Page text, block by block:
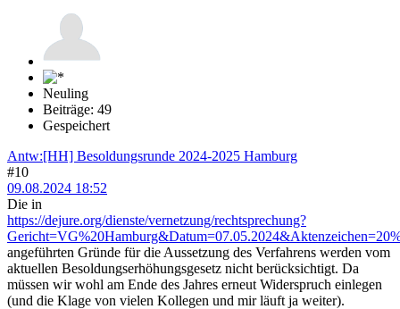
Neuling
Beiträge: 49
Gespeichert
Antw:[HH] Besoldungsrunde 2024-2025 Hamburg
#10
09.08.2024 18:52
Die in
https://dejure.org/dienste/vernetzung/rechtsprechung?
angeführten Gründe für die Aussetzung des Verfahrens werden vom
aktuellen Besoldungserhöhungsgesetz nicht berücksichtigt. Da
müssen wir wohl am Ende des Jahres erneut Widerspruch einlegen
(und die Klage von vielen Kollegen und mir läuft ja weiter).